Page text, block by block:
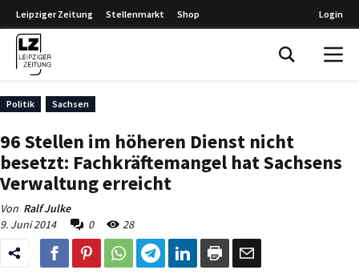
Leipziger Zeitung Stellenmarkt Shop Login
Politik Sachsen
96 Stellen im höheren Dienst nicht
besetzt: Fachkräftemangel hat Sachsens
Verwaltung erreicht
Von Ralf Julke
9. Juni 2014
0 28